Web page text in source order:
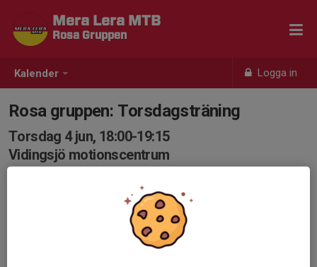
Kalender Logga in
Mera Lera MTB
Rosa Gruppen
Rosa gruppen: Torsdagsträning
Torsdag 4 jun, 18:00-19:15
Vidingsjö motionscentrum
Välkommen till dagens träning!
Vi samlas som vanligt under "vägvisningspilarna" vid